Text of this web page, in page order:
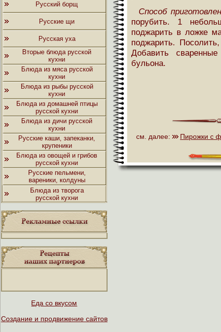
Русский борщ
Русские щи
Русская уха
Вторые блюда русской
кухни
Блюда из мяса русской
кухни
Блюда из рыбы русской
кухни
Блюда из домашней птицы
русской кухни
Блюда из дичи русской
кухни
Русские каши, запеканки,
крупеники
Блюда из овощей и грибов
русской кухни
Русские пельмени,
вареники, колдуны
Блюда из творога
русской кухни
Еда со вкусом
Создание и продвижение сайтов
Способ
порубить. 1
поджарить в ложке
поджарить.
Добавить
бульона.
см. далее: Пирожки с